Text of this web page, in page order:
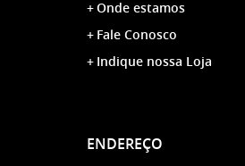
Onde estamos
Fale Conosco
Indique nossa Loja
ENDEREÇO